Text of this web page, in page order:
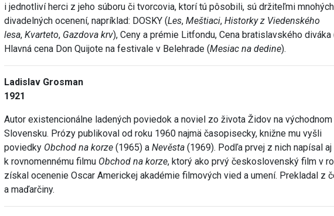
i jednotliví herci z jeho súboru či tvorcovia, ktorí tú pôsobili, sú držiteľmi mnohých
divadelných ocenení, napríklad: DOSKY (Les, Meštiaci, Historky z Viedenského
lesa, Kvarteto, Gazdova krv), Ceny a prémie Litfondu, Cena bratislavského diváka
Hlavná cena Don Quijote na festivale v Belehrade (Mesiac na dedine).
Ladislav Grosman
1921
Autor existencionálne ladených poviedok a noviel zo života Židov na východnom
Slovensku. Prózy publikoval od roku 1960 najmä časopisecky, knižne mu vyšli
poviedky Obchod na korze(1965) aNevěsta(1969). Podľa prvej z nich napísal
k rovnomennému filmu Obchod na korze, ktorý ako prvý československý film v
získal ocenenie Oscar Americkej akadémie filmových vied a umení. Prekladal z
a maďarčiny.